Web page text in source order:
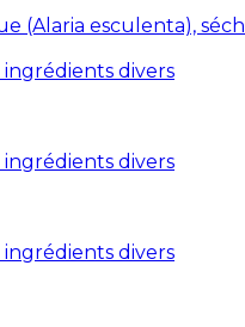
(Alaria esculenta),
ingrédients divers
ingrédients divers
ingrédients divers